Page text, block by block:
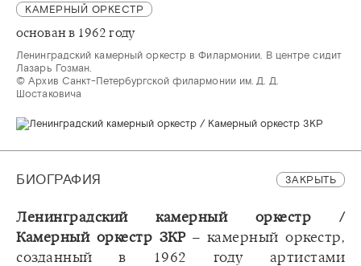
КАМЕРНЫЙ ОРКЕСТР
основан в 1962 году
Ленинградский камерный оркестр в Филармонии. В центре сидит
Лазарь Гозман.
© Архив Санкт-Петербургской филармонии им. Д. Д.
Шостаковича
БИОГРАФИЯ ЗАКРЫТЬ
Ленинградский камерный оркестр /
Камерный оркестр ЗКР– камерный оркестр,
созданный в 1962 году артистами